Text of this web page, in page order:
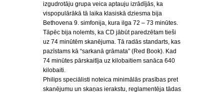
izgudrotāju grupa veica aptauju izrādījās, ka
vispopulārākā tā laika klasiskā dziesma bija
Bethovena 9. simfonija, kura ilga 72 – 73 minūtes.
Tāpēc bija nolemts, ka CD jābūt paredzētam tieši
uz 74 minūtēm skanējuma. Tā radās standarts, kas
pazīstams kā “sarkanā grāmata” (Red Book). Kad
74 minūtes pārskaitīja uz kilobaitiem sanāca 640
kilobaiti.
Philips speciālisti noteica minimālās prasības pret
skanējumu un skaņas ierakstu, reglamentēja tādas